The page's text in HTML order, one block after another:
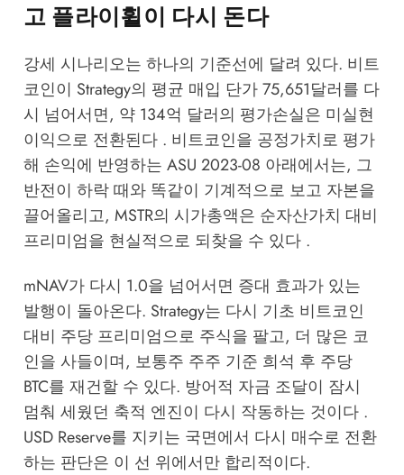
고 플라이휠이 다시 돈다
강세 시나리오는 하나의 기준선에 달려 있다. 비트
코인이 Strategy의 평균 매입 단가 75,651달러를 다
시 넘어서면, 약 134억 달러의 평가손실은 미실현
이익으로 전환된다 . 비트코인을 공정가치로 평가
해 손익에 반영하는 ASU 2023-08 아래에서는, 그
반전이 하락 때와 똑같이 기계적으로 보고 자본을
끌어올리고, MSTR의 시가총액은 순자산가치 대비
프리미엄을 현실적으로 되찾을 수 있다 .
mNAV가 다시 1.0을 넘어서면 증대 효과가 있는
발행이 돌아온다. Strategy는 다시 기초 비트코인
대비 주당 프리미엄으로 주식을 팔고, 더 많은 코
인을 사들이며, 보통주 주주 기준 희석 후 주당
BTC를 재건할 수 있다. 방어적 자금 조달이 잠시
멈춰 세웠던 축적 엔진이 다시 작동하는 것이다 .
USD Reserve를 지키는 국면에서 다시 매수로 전환
하는 판단은 이 선 위에서만 합리적이다.